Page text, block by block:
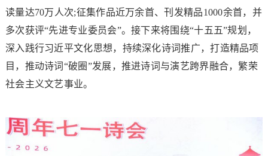
读量达70万人次;征集作品近万余首、刊发精品1000余首，并
多次获评“先进专业委员会”。接下来将围绕“十五五”规划，
深入践行习近平文化思想，持续深化诗词推广，打造精品项
目，推动诗词“破圈”发展，推进诗词与演艺跨界融合，繁荣
社会主义文艺事业。